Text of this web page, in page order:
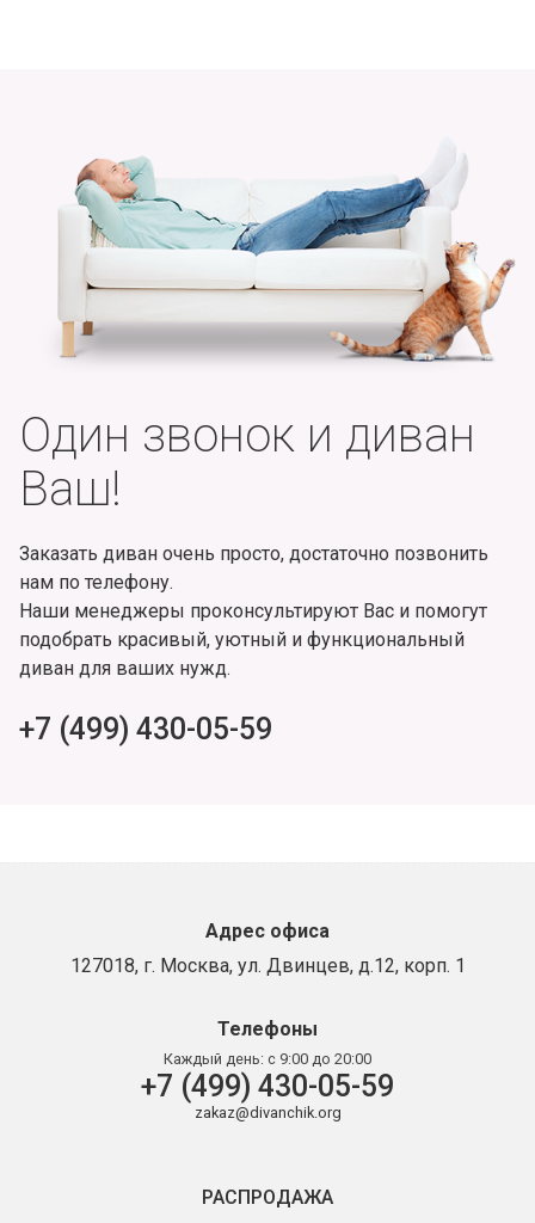
Один звонок и диван
Ваш!
Заказать диван очень просто, достаточно позвонить
нам по телефону.
Наши менеджеры проконсультируют Вас и помогут
подобрать красивый, уютный и функциональный
диван для ваших нужд.
+7 (499) 430-05-59
Адрес офиса
127018, г. Москва, ул. Двинцев, д.12, корп. 1
Телефоны
Каждый день: с 9:00 до 20:00
+7 (499) 430-05-59
zakaz@divanchik.org
РАСПРОДАЖА